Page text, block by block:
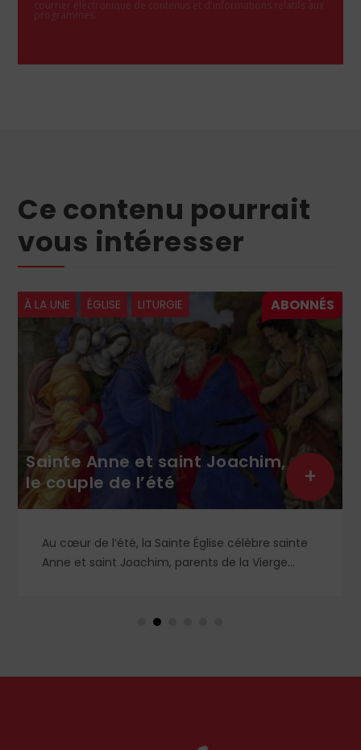
courrier électronique de contenus et d'informations relatifs aux
programmes.
Ce contenu pourrait
vous intéresser
À LA UNE ÉGLISE LITURGIE
Sainte Anne et saint Joachim,
le couple de l’été
Au cœur de l’été, la Sainte Église célèbre sainte
Anne et saint Joachim, parents de la Vierge
en Orient qu’en Occident, célèbre par sa piété
+